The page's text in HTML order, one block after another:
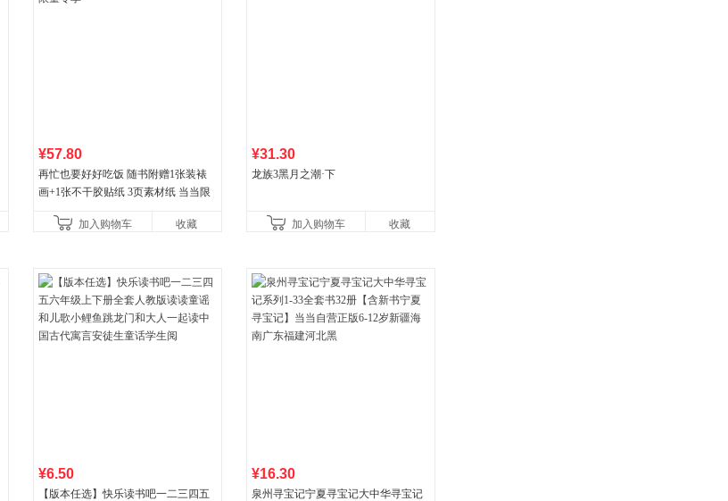
¥57.80
再忙也要好好吃饭 随书附赠1张装裱
画+1张不干胶贴纸 3页素材纸 当当限
加入购物车
收藏
¥31.30
龙族3黑月之潮·下
加入购物车 收藏
¥6.50
【版本任选】快乐读书吧一二三四五
¥16.30
泉州寻宝记宁夏寻宝记大中华寻宝记